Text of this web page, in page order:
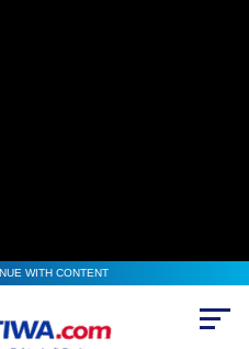
WITH CONTENT